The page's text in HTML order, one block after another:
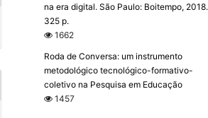
na era digital. São Paulo: Boitempo, 2018.
325 p.
1662
Roda de Conversa: um instrumento
metodológico tecnológico-formativo-
coletivo na Pesquisa em Educação
1457